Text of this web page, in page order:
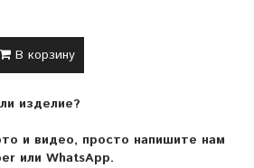
В корзину
изделие?
и видео, просто напишите нам
или WhatsApp.